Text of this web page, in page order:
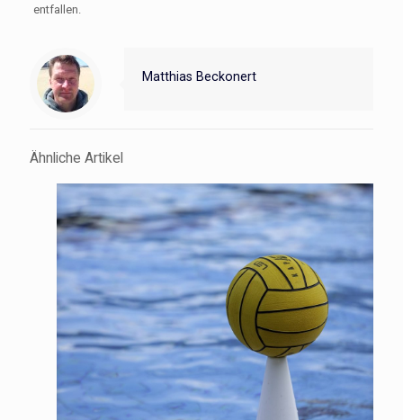
entfallen.
Matthias Beckonert
Ähnliche Artikel